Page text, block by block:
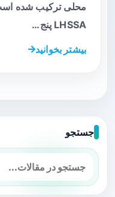
محلی ترکیب شده
LHSSA پنج…
بیشتر بخوانید
جستجو